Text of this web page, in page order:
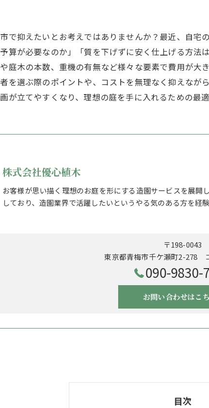
で抑えたいとお考えではありませんか？最近、自
算が必要なのか」「質を下げずに安く仕上げる方
庭木の本数、重機の有無など様々な要素で費用が大
を選ぶ際のポイントや、コストを無理なく抑えなが
が立てやすくなり、理想の庭を手に入れるための最
株式会社優心植木
お客様が思い描く理想のお庭を形にする造園サービスを展
しており、造園業界で活躍したいというやる気のある方を経
〒198-0043
東京都青梅市千ケ瀬町2-278
090-9830-
お問い合わせはこ
目次